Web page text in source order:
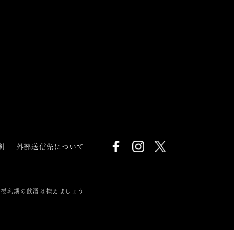
外部送信先について
乳期の飲酒は控えましょう